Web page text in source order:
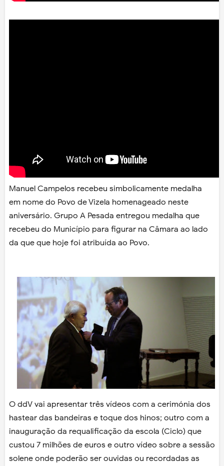
Manuel Campelos recebeu simbolicamente medalha
em nome do Povo de Vizela homenageado neste
aniversário. Grupo A Pesada entregou medalha que
recebeu do Município para figurar na Câmara ao lado
da que que hoje foi atribuída ao Povo.
O ddV vai apresentar três vídeos com a cerimónia dos
hastear das bandeiras e toque dos hinos; outro com a
inauguração da requalificação da escola (Ciclo) que
custou 7 milhões de euros e outro vídeo sobre a sessão
solene onde poderão ser ouvidas ou recordadas as